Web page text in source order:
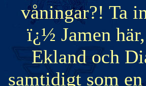
våningar?! Ta
ï¿½ Jamen
Ekland och
samtidigt som